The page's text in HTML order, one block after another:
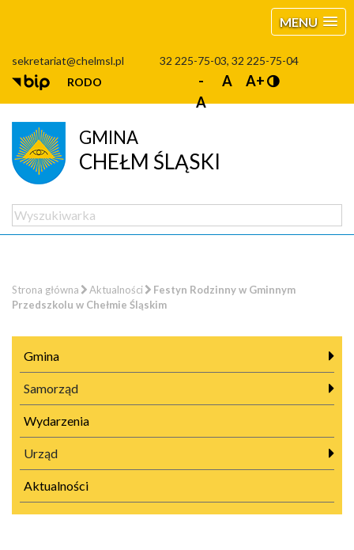
MENU
sekretariat@chelmsl.pl
32 225-75-03, 32 225-75-04
RODO
-
A
A A+
GMINA
CHEŁM ŚLĄSKI
Strona główna Aktualności
Festyn Rodzinny w Gminnym
Przedszkolu w Chełmie Śląskim
Gmina
Samorząd
Wydarzenia
Urząd
Aktualności